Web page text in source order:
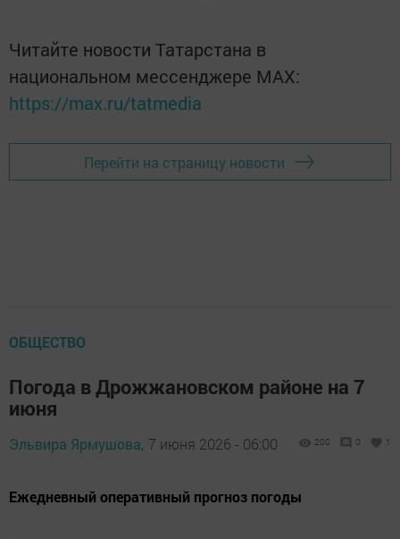
Читайте новости Татарстана в
национальном мессенджере MАХ:
https://max.ru/tatmedia
Перейти на страницу новости
ОБЩЕСТВО
Погода в Дрожжановском районе на 7
июня
Эльвира Ярмушова, 7 июня 2026 - 06:00 200 0 1
Ежедневный оперативный прогноз погоды